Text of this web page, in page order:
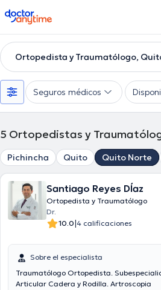
doctoranytime
Ortopedista y Traumatólogo,
Seguros médicos
5 Ortopedistas y
Pichincha Quito Quito Norte
Santiago Reyes DÍaz
Ortopedista y Traumatólogo
Dr.
10.0|4 calificaciones
Sobre el especialista
Traumatólogo Ortopedista.
Articular Cadera y Rodilla. Artroscopia